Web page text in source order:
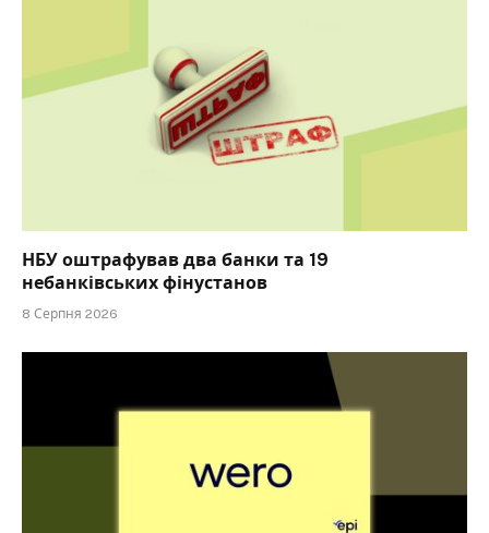
НБУ оштрафував два банки та 19
небанківських фінустанов
8 Серпня 2026